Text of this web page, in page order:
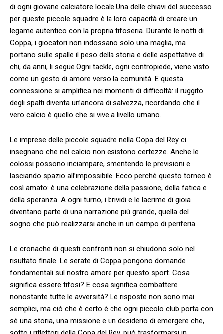
di ogni giovane calciatore locale.Una ‌delle chiavi del successo
per‌ queste piccole squadre è la loro‍ capacità di creare un
legame autentico con la propria‍ tifoseria. Durante le notti di
Coppa,‍ i⁢ giocatori⁢ non indossano solo una ⁣maglia, ma
⁤portano sulle spalle il peso della storia e delle aspettative di
chi, da ​anni, li segue.Ogni tackle, ogni contropiede, viene visto
come un gesto di amore ​verso la‌ comunità. E‌ questa
connessione⁢ si​ amplifica nei ‌momenti di difficoltà: il ruggito
degli⁢ spalti diventa un’ancora di‍ salvezza, ricordando​ che il
‍vero calcio è quello che si ‍vive a livello umano.
Le imprese delle piccole squadre⁤ nella⁣ Copa del‌ Rey ci
insegnano ‍che nel calcio ⁢non esistono ​certezze. Anche le⁣
colossi possono inciampare, smentendo le previsioni e
lasciando spazio all’impossibile. Ecco perché questo torneo è
così amato: è una‌ celebrazione ⁢della passione, della fatica e
della speranza. ‍A⁢ ogni turno, i ⁣brividi e le lacrime di gioia
‍diventano parte di una ⁤narrazione ⁤più​ grande, quella del
sogno che ‍può realizzarsi anche in un campo⁣ di periferia.
Le cronache ​di questi⁣ confronti non si chiudono solo nel
risultato finale. Le serate di Coppa pongono domande
fondamentali‌ sul‌ nostro amore per questo sport. Cosa
significa essere ⁣tifosi? E‍ cosa significa combattere
nonostante tutte le avversità? Le⁢ risposte non sono mai
semplici, ma ciò che è ⁢certo è che ogni piccolo club porta con‍
sé una storia, una missione e ⁢un desiderio di emergere⁣ che, ​